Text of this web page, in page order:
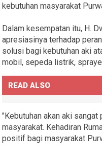
kebutuhan masyarakat
Dalam kesempatan itu, H.
apresiasinya terhadap
solusi bagi kebutuhan aki
mobil, sepeda listrik,
READ ALSO
"Kebutuhan akan aki
masyarakat. Kehadiran
positif bagi masyarakat